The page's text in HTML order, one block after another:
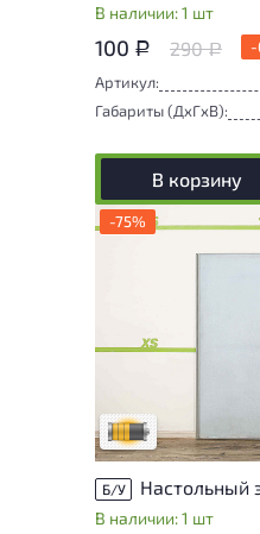
В наличии: 1 шт
100 Р 290Р
-
Артикул:
Габариты (ДxГxВ):
В корзину
-75%
Товар может иметь
повреждения и/или
Б/У
В наличии: 1 шт